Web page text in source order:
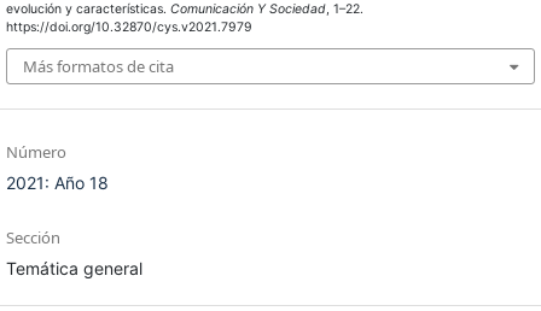
evolución y características. Comunicación Y Sociedad, 1–22.
https://doi.org/10.32870/cys.v2021.7979
Más formatos de cita
Número
2021: Año 18
Sección
Temática general